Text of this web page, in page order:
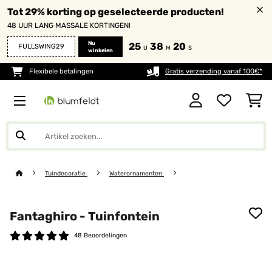
Tot 29% korting op geselecteerde producten!
48 UUR LANG MASSALE KORTINGEN!
FULLSWING29
Nu
winkelen
25 U 38 M 20 S
Flexibele betalingen Gratis verzending vanaf 100€*
Tuindecoratie Waterornamenten
Fantaghiro - Tuinfontein
48 Beoordelingen